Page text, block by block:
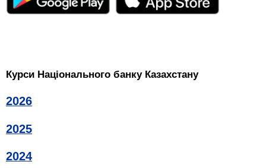
Курси Національного банку Казахстану
2026
2025
2024